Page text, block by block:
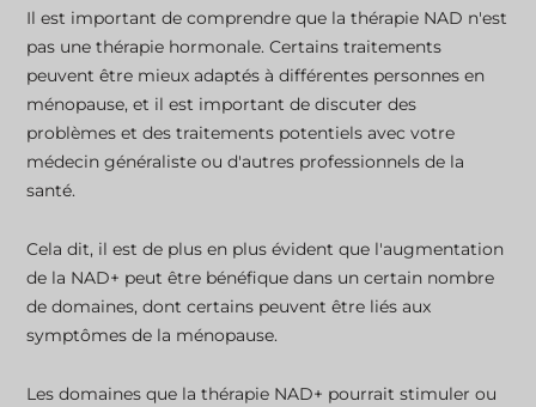
Il est important de comprendre que la thérapie NAD n'est
pas une thérapie hormonale. Certains traitements
peuvent être mieux adaptés à différentes personnes en
ménopause, et il est important de discuter des
problèmes et des traitements potentiels avec votre
médecin généraliste ou d'autres professionnels de la
santé.
Cela dit, il est de plus en plus évident que l'augmentation
de la NAD+ peut être bénéfique dans un certain nombre
de domaines, dont certains peuvent être liés aux
symptômes de la ménopause.
Les domaines que la thérapie NAD+ pourrait stimuler ou